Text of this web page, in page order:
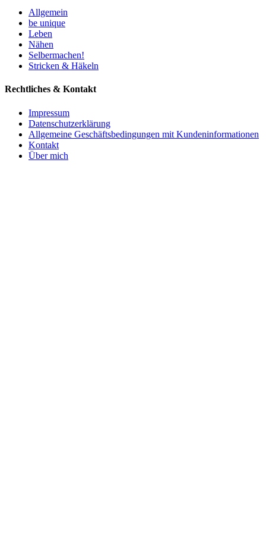
Allgemein
be unique
Leben
Nähen
Selbermachen!
Stricken & Häkeln
Rechtliches & Kontakt
Impressum
Datenschutzerklärung
Allgemeine Geschäftsbedingungen mit Kundeninformationen
Kontakt
Über mich